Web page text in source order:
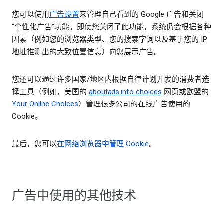
您可以使用广告设置来管理自己看到的 Google 广告和关闭
“个性化广告”功能。即使您关闭了此功能，系统仍会根据各种
因素（例如您的浏览器类型、您的搜索字词以及基于您的 IP
地址推测出的大致位置信息）向您展示广告。
您还可以通过许多国家/地区内根据自律计划开发的消费者选
择工具（例如，美国的 aboutads.info choices 网页或欧盟的
Your Online Choices）管理很多公司的在线广告使用的
Cookie。
最后，您可以在网络浏览器中管理 Cookie。
广告中使用的其他技术